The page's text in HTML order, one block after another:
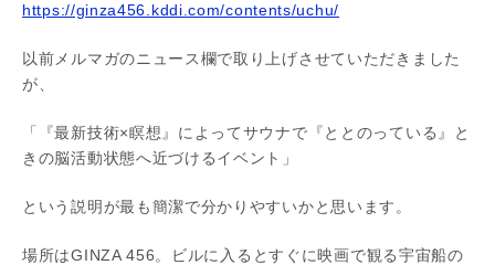
https://ginza456.kddi.com/contents/uchu/
以前メルマガのニュース欄で取り上げさせていただきました
が、
「『最新技術×瞑想』によってサウナで『ととのっている』と
きの脳活動状態へ近づけるイベント」
という説明が最も簡潔で分かりやすいかと思います。
場所はGINZA 456。ビルに入るとすぐに映画で観る宇宙船の